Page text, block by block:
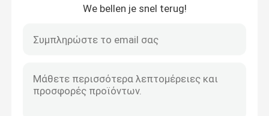
ηλεκτρικό κιβώτιο περιφράξεων
We bellen je snel terug!